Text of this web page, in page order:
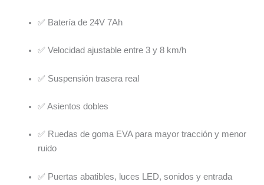
✅ Batería de 24V 7Ah
✅ Velocidad ajustable entre 3 y 8 km/h
✅ Suspensión trasera real
✅ Asientos dobles
✅ Ruedas de goma EVA para mayor tracción y menor
ruido
✅ Puertas abatibles, luces LED, sonidos y entrada